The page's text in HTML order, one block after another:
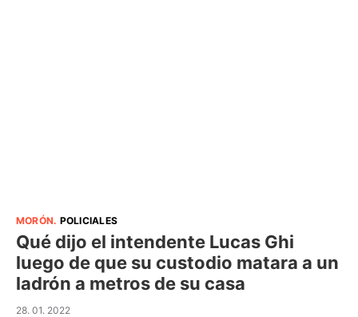
MORÓN. POLICIALES
Qué dijo el intendente Lucas Ghi
luego de que su custodio matara a un
ladrón a metros de su casa
28. 01. 2022